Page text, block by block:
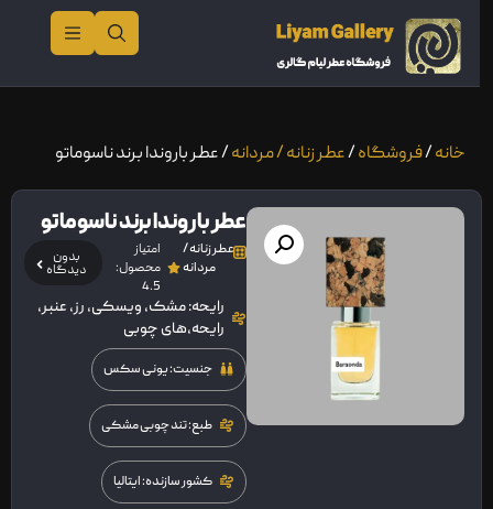
خانه/فروشگاه/عطر زنانه / مردانه/ عطر باروندا برند ناسوماتو
عطر باروندا برند ناسوماتو
عطر زنانه /
مردانه
امتیاز
محصول:
4.5
بدون
دیدگاه
رایحه: مشک، ویسکی، رز، عنبر،
رایحه،های چوبی
جنسیت: یونی سکس
طبع: تند چوبی مشکی
کشور سازنده: ایتالیا